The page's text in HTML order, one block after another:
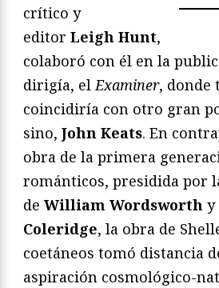
crítico y
editor Leigh Hunt,
colaboró con él en la
dirigía, elExaminer, donde
coincidiría con otro gran
sino, John Keats. En
obra de la primera
románticos, presidida por
de William Wordsworth y
Coleridge, la obra de
coetáneos tomó distancia
aspiración cosmológico-